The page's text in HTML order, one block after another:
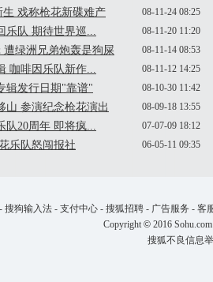
08-11-24 08:25
生 戏称枪花新碟难产
08-11-20 11:20
队 期待世界巡...
08-11-14 08:53
遭绿洲兄弟炮轰是狗屎
08-11-12 14:25
咖啡因乐队新作...
08-10-30 11:42
辑发行日期"靠谱"
08-09-18 13:55
山 参演纪念枪花演出
07-07-09 18:12
20周年 即将疯...
06-05-11 09:35
乐队怒闯报社
搜狗输入法- 支付中心- 搜狐招聘- 广告服务 - 客
Copyright © 2016
搜狐不良信息